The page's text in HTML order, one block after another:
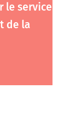
le service
de la